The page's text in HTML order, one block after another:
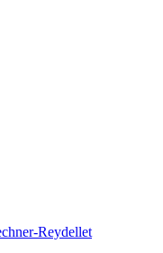
Reydellet